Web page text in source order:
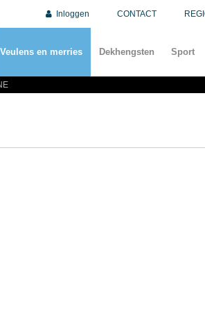
Inloggen CONTACT
Veulens en merries Dekhengsten Sport